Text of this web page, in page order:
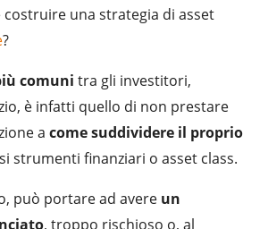
una strategia di asset
?
comuni tra gli investitori,
è infatti quello di non prestare
a come suddividere il proprio
strumenti finanziari o asset class.
può portare ad avere un
, troppo rischioso o, al